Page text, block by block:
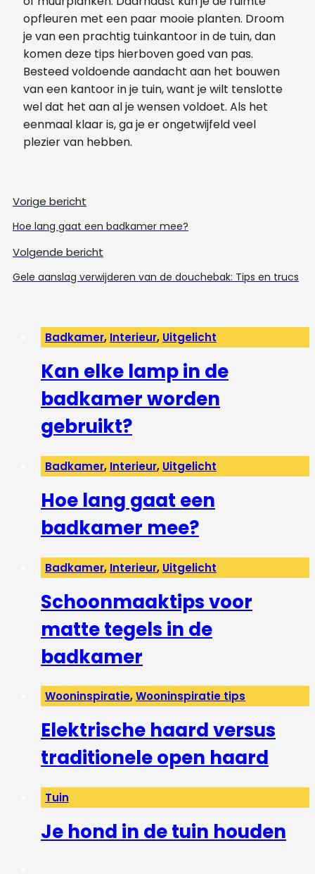
opfleuren met een paar mooie planten. Droom
je van een prachtig tuinkantoor in de tuin, dan
komen deze tips hierboven goed van pas.
Besteed voldoende aandacht aan het bouwen
van een kantoor in je tuin, want je wilt tenslotte
wel dat het aan al je wensen voldoet. Als het
eenmaal klaar is, ga je er ongetwijfeld veel
plezier van hebben.
Vorige bericht
Hoe lang gaat een badkamer mee?
Volgende bericht
Gele aanslag verwijderen van de douchebak: Tips en trucs
Badkamer, Interieur, Uitgelicht
Kan elke lamp in de
badkamer worden
gebruikt?
Badkamer, Interieur, Uitgelicht
Hoe lang gaat een
badkamer mee?
Badkamer, Interieur, Uitgelicht
Schoonmaaktips voor
matte tegels in de
badkamer
Wooninspiratie,Wooninspiratie tips
Elektrische haard versus
traditionele open haard
Tuin
Je hond in de tuin houden